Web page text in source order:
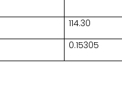
114.30
0.15305